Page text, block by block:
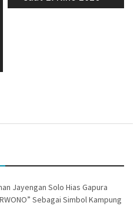
Jayengan Solo Hias Gapura
Sebagai Simbol Kampung